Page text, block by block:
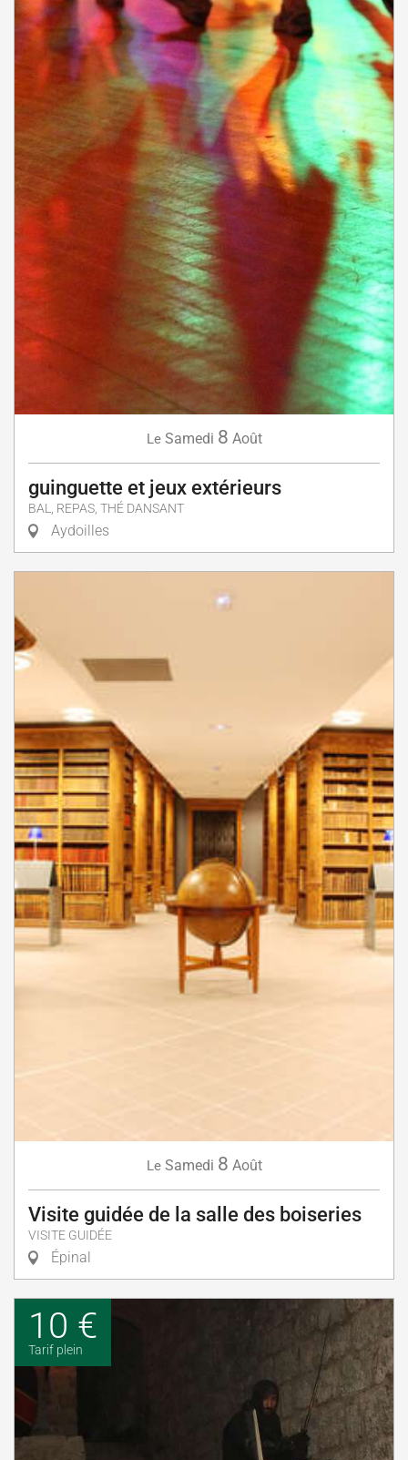
Le Samedi 8 Août
guinguette et jeux extérieurs
BAL, REPAS, THÉ DANSANT
Aydoilles
Le Samedi 8 Août
Visite guidée de la salle des boiseries
VISITE GUIDÉE
Épinal
10 €
Tarif plein